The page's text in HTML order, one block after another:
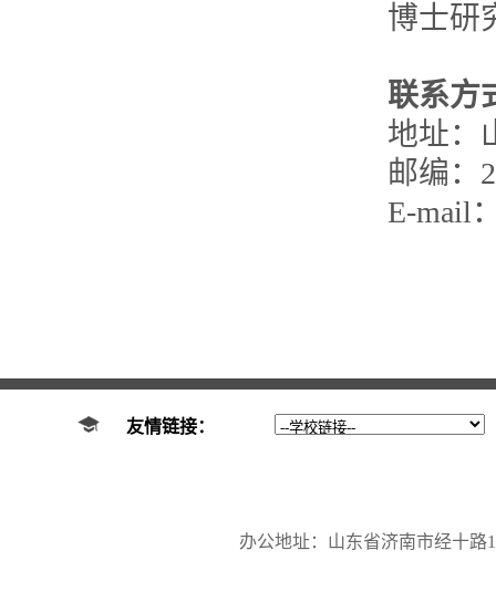
博士研
联系方
地址：
邮编：
E-mail
友情链接：
办公地址：山东省济南市经十路